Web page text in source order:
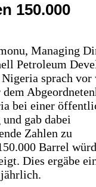
150.000
Managing
Petroleum
sprach vor
bei einer
gab dabei
Zahlen zu
Barrel
Dies ergäbe